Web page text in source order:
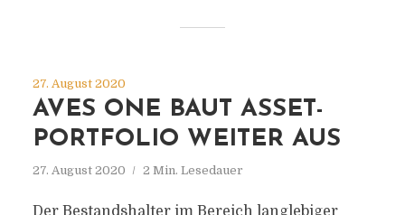
27. August 2020
AVES ONE BAUT ASSET-
PORTFOLIO WEITER AUS
27. August 2020 2 Min. Lesedauer
Der Bestandshalter im Bereich langlebiger